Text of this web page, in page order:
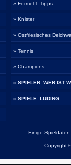
» Formel 1-Tipps
» Knister
» Ostfriesisches
» Tennis
» Champions
» SPIELER: WER IST
» SPIELE: LUDING
Einige Spieldaten
Copyright